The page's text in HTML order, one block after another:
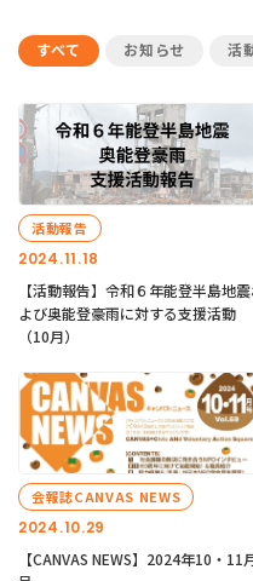
すべて お知らせ 活
2024.11.18
活動報告
【活動報告】令和６年能登半島地
よび奥能登豪雨に対する支援活動
（10月）
2024.10.29
会報誌CANVAS NEWS
【CANVAS NEWS】2024年10・11